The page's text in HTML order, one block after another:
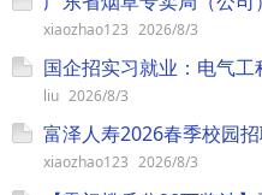
xiaozhao123 2026/8/3
liu 2026/8/3
富泽人寿2026春季校园
xiaozhao123 2026/8/3